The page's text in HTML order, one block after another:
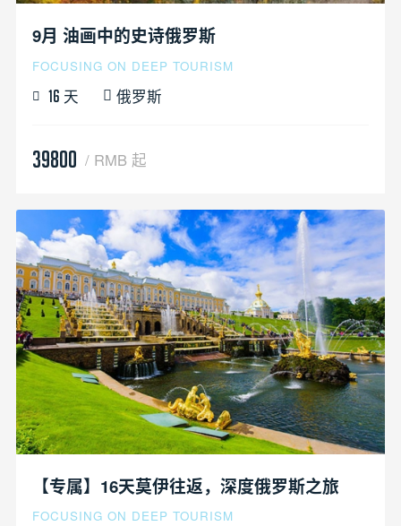
9月 油画中的史诗俄罗斯
FOCUSING ON DEEP TOURISM
16 天 俄罗斯
39800 / RMB 起
【专属】16天莫伊往返，深度俄罗斯之旅
FOCUSING ON DEEP TOURISM